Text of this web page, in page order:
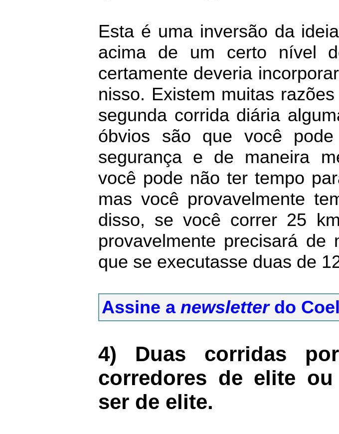
Esta é uma inversão da
acima de um certo nível
certamente deveria
nisso. Existem muitas
segunda corrida diária
óbvios são que você pode
segurança e de maneira
você pode não ter tempo
mas você provavelmente
disso, se você correr 25
provavelmente precisará
que se executasse duas de
Assine a newsletterdo
4) Duas corridas
corredores de elite
ser de elite.